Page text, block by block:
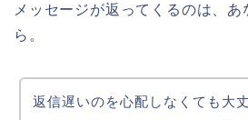
メッセージが返ってくるのは、
ら。
返信遅いのを心配しなくても大